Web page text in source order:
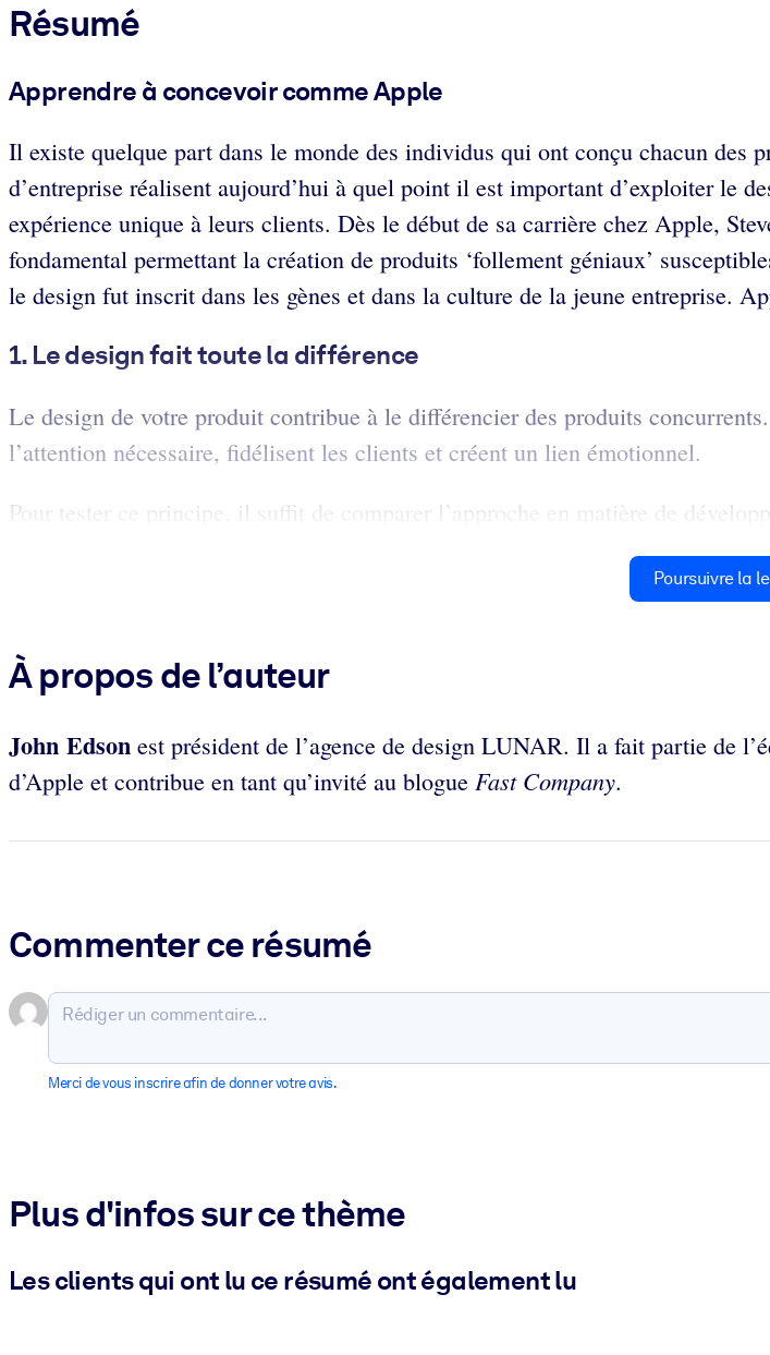
Résumé
Apprendre à concevoir comme Apple
Il existe quelque part dans le monde des individus qui ont conçu chacun
d’entreprise réalisent aujourd’hui à quel point il est important d’exploiter le
expérience unique à leurs clients. Dès le début de sa carrière chez Apple,
fondamental permettant la création de produits ‘follement géniaux’
le design fut inscrit dans les gènes et dans la culture de la jeune entreprise.
1. Le design fait toute la différence
Le design de votre produit contribue à le différencier des produits
l’attention nécessaire, fidélisent les clients et créent un lien émotionnel.
Pour tester ce principe, il suffit de comparer l’approche en matière de
Poursuivre la
À propos de l’auteur
John Edson est président de l’agence de design LUNAR. Il a fait partie de
d’Apple et contribue en tant qu’invité au blogue Fast Company.
Commenter ce résumé
Merci de vous inscrire afin de donner votre avis.
Plus d'infos sur ce thème
Les clients qui ont lu ce résumé ont également lu